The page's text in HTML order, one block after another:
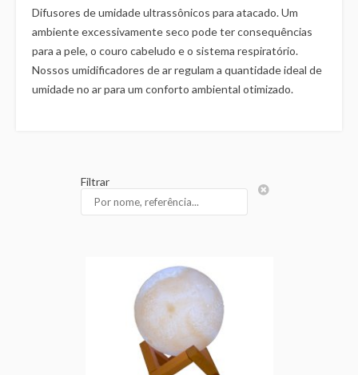
Difusores de umidade ultrassônicos para atacado. Um
ambiente excessivamente seco pode ter consequências
para a pele, o couro cabeludo e o sistema respiratório.
Nossos umidificadores de ar regulam a quantidade ideal de
umidade no ar para um conforto ambiental otimizado.
Filtrar